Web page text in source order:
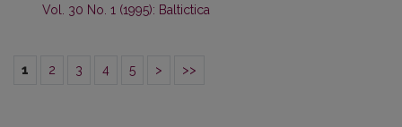
Vol. 30 No. 1 (1995): Baltictica
1 2 3 4 5 > >>